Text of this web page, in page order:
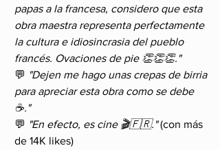
papas a la francesa, considero que esta
obra maestra representa perfectamente
la cultura e idiosincrasia del pueblo
francés. Ovaciones de pie 👏👏👏."
💬 "Dejen me hago unas crepas de birria
para apreciar esta obra como se debe
☕."
💬 "En efecto, es cine 🎬🇫🇷." (con más
de 14K likes)